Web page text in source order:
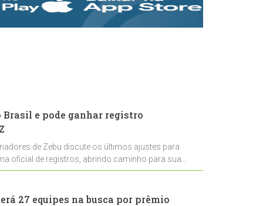
rastreabilidade e
rigor técnico para
Brasil e pode ganhar registro
de Zebu discute os últimos ajustes para
oficial de registros, abrindo caminho para sua
27 equipes na busca por prêmio